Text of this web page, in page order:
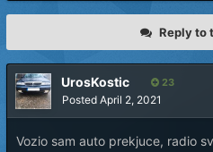
Reply to
UrosKostic 23
Posted April 2, 2021
Vozio sam auto prekjuce, radio